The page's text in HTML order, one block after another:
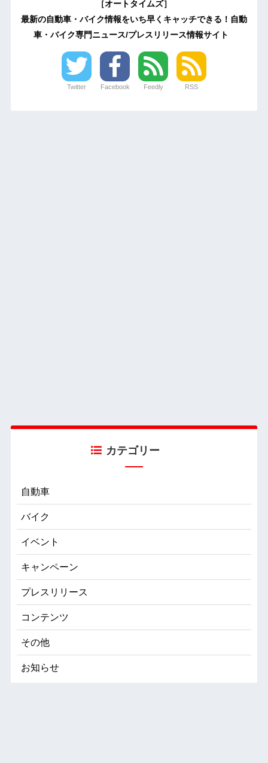
［オートタイムズ］
最新の自動車・バイク情報をいち早くキャッチできる！自動
車・バイク専門ニュース/プレスリリース情報サイト
Twitter Facebook Feedly RSS
カテゴリー
自動車
バイク
イベント
キャンペーン
プレスリリース
コンテンツ
その他
お知らせ